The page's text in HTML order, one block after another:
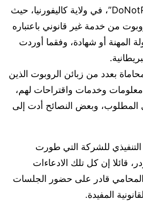
روبوت الدردشة “DoNotPay”، في ولاية كاليفورنيا، حيث
من خدمة غير قانوني باعتباره
المهنة أو شهادة، وفقما أوردت
بعدد من زبائن الروبوت الذين
وخدمات واقتراحات لهم،
وبعض النصائح أدت إلى
للشركة التي طورت
قائلا إن كل تلك الادعاءات
قادر على حضور الجلسات
المفيدة.